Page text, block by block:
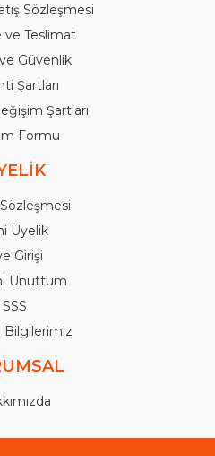
Sözleşmesi
ve Teslimat
Güvenlik
Şartları
Şartları
Formu
Üyelik
Girişi
Unuttum
SSS
Bilgilerimiz